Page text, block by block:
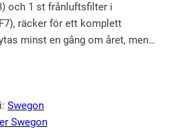
och 1 st frånluftsfilter i
räcker för ett komplett
minst en gång om året, men…
Swegon
Swegon